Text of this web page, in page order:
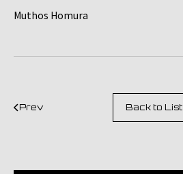
Muthos Homura
Prev Back to List